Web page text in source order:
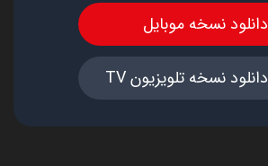
دانلود نسخه موبایل
دانلود نسخه تلویزیون TV